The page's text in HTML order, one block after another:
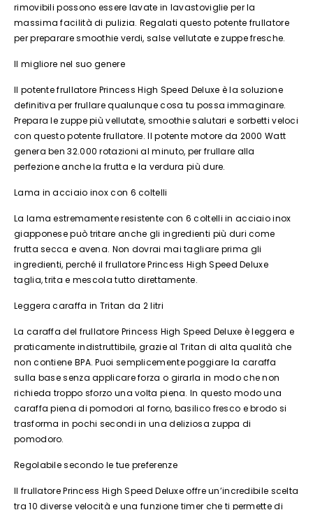
rimovibili possono essere lavate in lavastoviglie per la
massima facilità di pulizia. Regalati questo potente frullatore
per preparare smoothie verdi, salse vellutate e zuppe fresche.
Il migliore nel suo genere
Il potente frullatore Princess High Speed Deluxe è la soluzione
definitiva per frullare qualunque cosa tu possa immaginare.
Prepara le zuppe più vellutate, smoothie salutari e sorbetti veloci
con questo potente frullatore. Il potente motore da 2000 Watt
genera ben 32.000 rotazioni al minuto, per frullare alla
perfezione anche la frutta e la verdura più dure.
Lama in acciaio inox con 6 coltelli
La lama estremamente resistente con 6 coltelli in acciaio inox
giapponese può tritare anche gli ingredienti più duri come
frutta secca e avena. Non dovrai mai tagliare prima gli
ingredienti, perché il frullatore Princess High Speed Deluxe
taglia, trita e mescola tutto direttamente.
Leggera caraffa in Tritan da 2 litri
La caraffa del frullatore Princess High Speed Deluxe è leggera e
praticamente indistruttibile, grazie al Tritan di alta qualità che
non contiene BPA. Puoi semplicemente poggiare la caraffa
sulla base senza applicare forza o girarla in modo che non
richieda troppo sforzo una volta piena. In questo modo una
caraffa piena di pomodori al forno, basilico fresco e brodo si
trasforma in pochi secondi in una deliziosa zuppa di
pomodoro.
Regolabile secondo le tue preferenze
Il frullatore Princess High Speed Deluxe offre un’incredibile scelta
tra 10 diverse velocità e una funzione timer che ti permette di